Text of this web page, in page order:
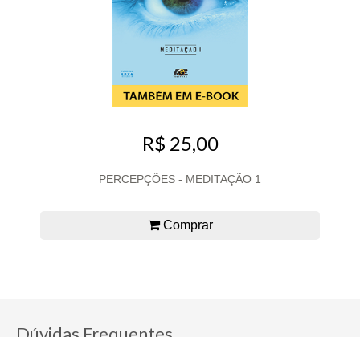
R$ 25,00
PERCEPÇÕES - MEDITAÇÃO 1
Comprar